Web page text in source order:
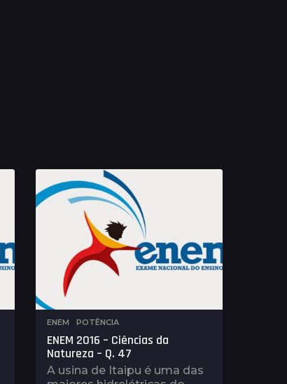
ENEM ,POTÊNCIA
ENEM 2016 – Ciências da
Natureza – Q. 47
A usina de Itaipu é uma das